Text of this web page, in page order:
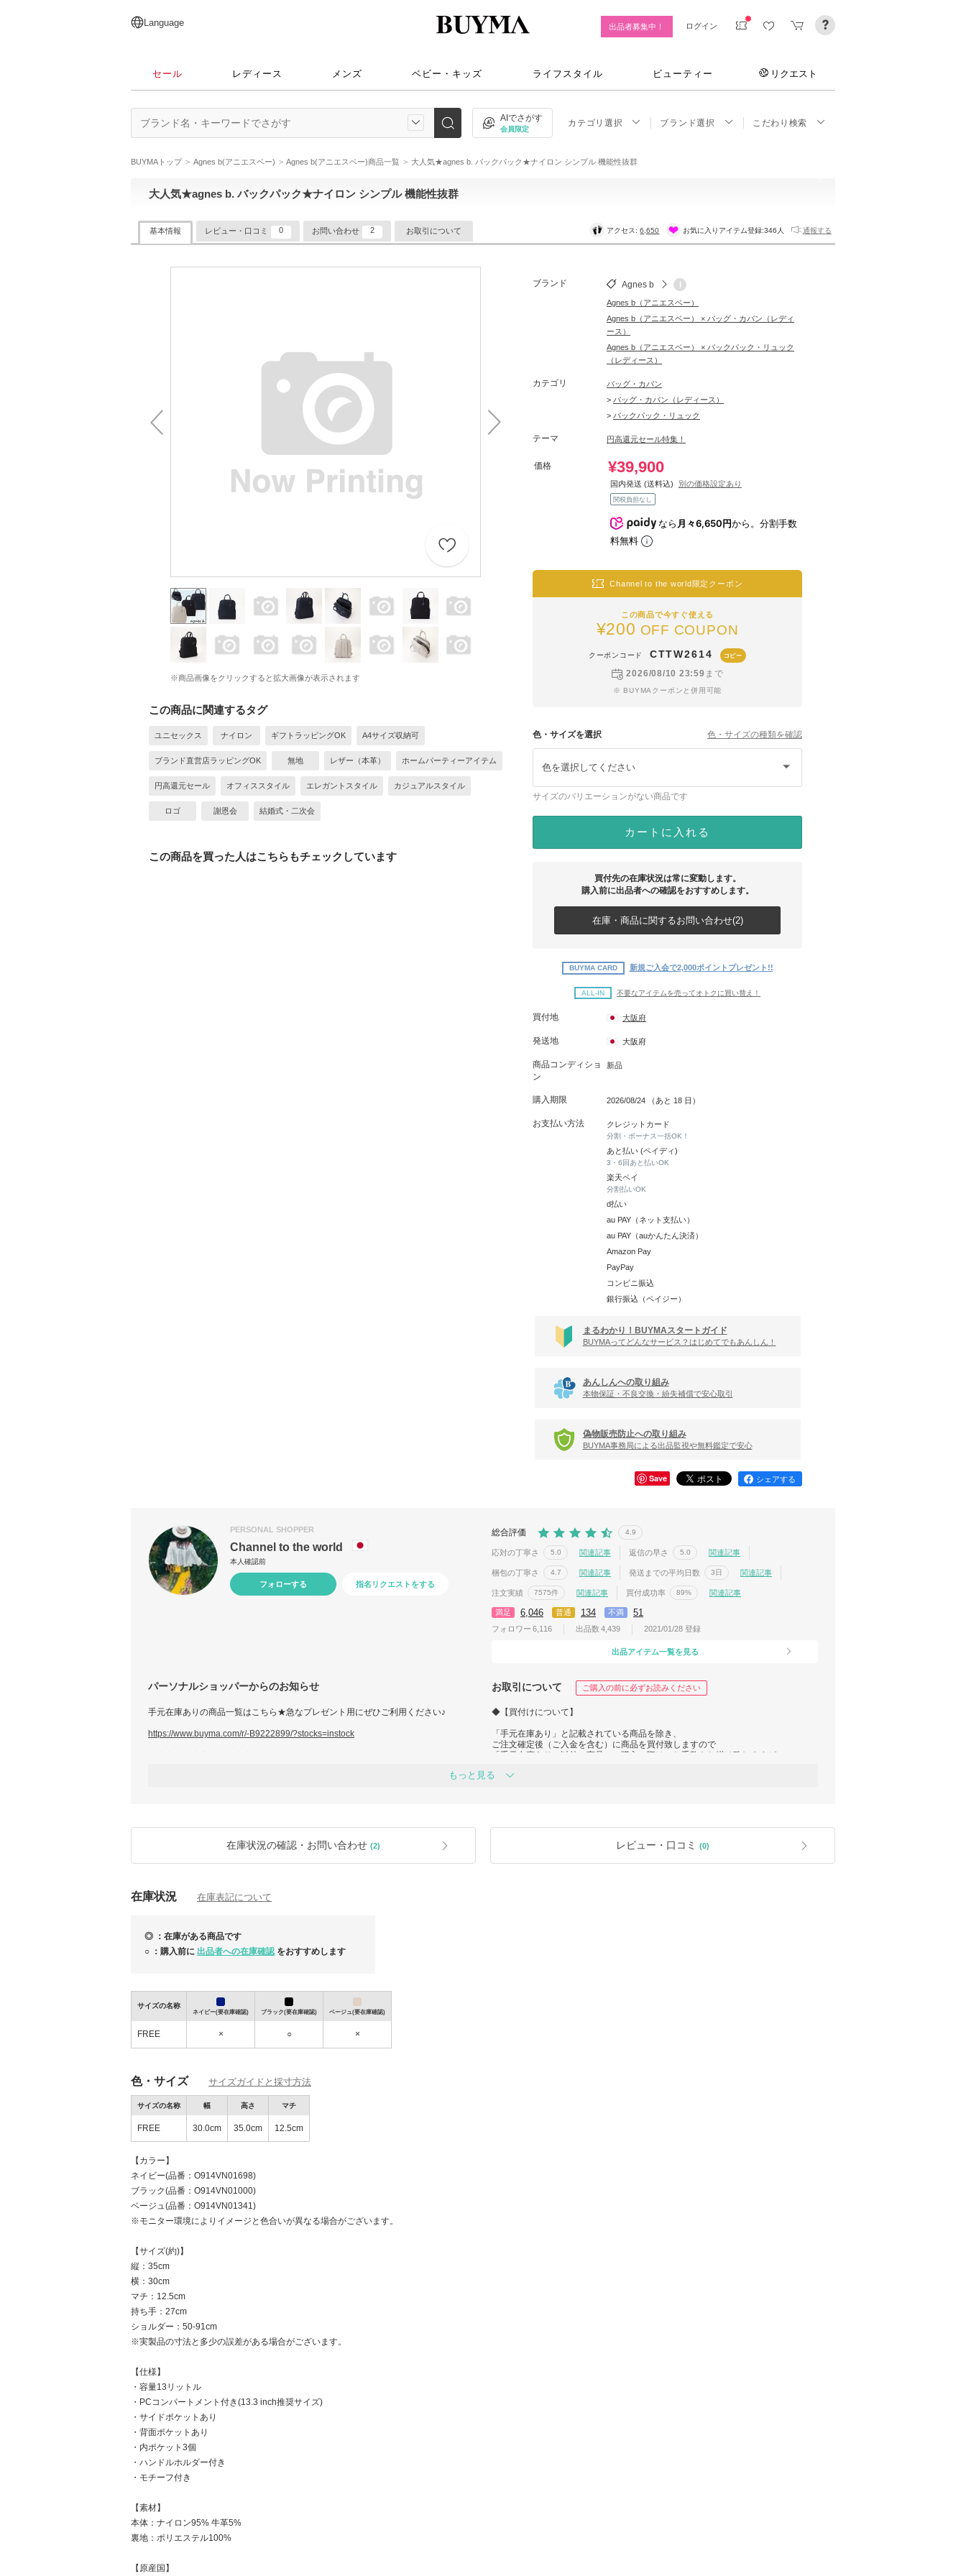
日本語
English
简体中文
繁體中文
Language 出品者募集中！ ログイン
セール レディース メンズ ベビー・キッズ ライフスタイル ビューティー リクエスト
AIでさがす
会員限定
カテゴリ選択 ブランド選択 こだわり検索
BUYMAトップ Agnes b(アニエスベー) Agnes b(アニエスベー)商品一覧 大人気★agnes b. バックパック★ナイロン シンプル 機能性抜群
大人気★agnes b. バックパック★ナイロン シンプル 機能性抜群
基本情報 レビュー・口コミ 0 お問い合わせ 2 お取引について アクセス:6,650 お気に入りアイテム登録:346人 通報する
※商品画像をクリックすると拡大画像が表示されます
この商品に関連するタグ
ユニセックス ナイロン ギフトラッピングOK A4サイズ収納可
ブランド直営店ラッピングOK 無地 レザー（本革） ホームパーティーアイテム
円高還元セール オフィススタイル エレガントスタイル カジュアルスタイル
ロゴ 謝恩会 結婚式・二次会
この商品を買った人はこちらもチェックしています
ブランド Agnes b i
Agnes b（アニエスベー）
Agnes b（アニエスベー） × バッグ・カバン（レディ
ース）
Agnes b（アニエスベー） × バックパック・リュック
（レディース）
カテゴリ
バッグ・カバン
> バッグ・カバン（レディース）
> バックパック・リュック
テーマ 円高還元セール特集！
価格 ¥39,900
国内発送 (送料込) 別の価格設定あり
関税負担なし
なら月々6,650円から。分割手数
料無料
Channel to the world限定クーポン
この商品で今すぐ使える
¥200 OFF COUPON
クーポンコード CTTW2614 コピー
2026/08/10 23:59 まで
※ BUYMAクーポンと併用可能
色・サイズを選択 色・サイズの種類を確認
色を選択してください
サイズのバリエーションがない商品です
カートに入れる
買付先の在庫状況は常に変動します。
購入前に出品者への確認をおすすめします。
在庫・商品に関するお問い合わせ(2)
BUYMA CARD 新規ご入会で2,000ポイントプレゼント!!
ALL-IN 不要なアイテムを売ってオトクに買い替え！
買付地 大阪府
発送地 大阪府
商品コンディショ
ン
新品
購入期限 2026/08/24 （あと 18 日）
お支払い方法 クレジットカード
分割・ボーナス一括OK！
あと払い (ペイディ)
3・6回あと払いOK
楽天ペイ
分割払いOK
d払い
au PAY（ネット支払い）
au PAY（auかんたん決済）
Amazon Pay
PayPay
コンビニ振込
銀行振込（ペイジー）
まるわかり！BUYMAスタートガイド
BUYMAってどんなサービス？はじめてでもあんしん！
あんしんへの取り組み
本物保証・不良交換・紛失補償で安心取引
偽物販売防止への取り組み
BUYMA事務局による出品監視や無料鑑定で安心
Save シェアする
PERSONAL SHOPPER
Channel to the world
本人確認前
フォローする 指名リクエストをする
総合評価 4.9
応対の丁寧さ 5.0 関連記事 返信の早さ 5.0 関連記事
梱包の丁寧さ 4.7 関連記事 発送までの平均日数 3日 関連記事
注文実績 7575件 関連記事 買付成功率 89% 関連記事
満足 6,046 普通 134 不満 51
フォロワー 6,116 出品数 4,439 2021/01/28 登録
出品アイテム一覧を見る
パーソナルショッパーからのお知らせ お取引について ご購入の前に必ずお読みください
手元在庫ありの商品一覧はこちら★急なプレゼント用にぜひご利用ください♪
https://www.buyma.com/r/-B9222899/?stocks=instock
・ECショップも多数運営中
■こんな事でお困りではありませんか？
「この商品どこにもないんだけど探してくれませんか？」
「関税が心配だから国内発送にできませんか？」
◆【買付けについて】
「手元在庫あり」と記載されている商品を除き、
ご注文確定後（ご入金を含む）に商品を買付致しますので
「手元在庫あり」以外の商品のご購入の際は、お手数をお掛け致しますが、
予めご了承頂けますと幸いです。
バレンタインやホワイトデーにおすすめ♪
もっと見る
在庫状況の確認・お問い合わせ (2) レビュー・口コミ (0)
在庫状況 在庫表記について
◎ ：在庫がある商品です
○ ：購入前に 出品者への在庫確認 をおすすめします
サイズの名称
ネイビー(要在庫確認) ブラック(要在庫確認) ベージュ(要在庫確認)
FREE × ○ ×
色・サイズ サイズガイドと採寸方法
サイズの名称 幅 高さ マチ
FREE 30.0cm 35.0cm 12.5cm
【カラー】
ネイビー(品番：O914VN01698)
ブラック(品番：O914VN01000)
ベージュ(品番：O914VN01341)
※モニター環境によりイメージと色合いが異なる場合がございます。
【サイズ(約)】
縦：35cm
横：30cm
マチ：12.5cm
持ち手：27cm
ショルダー：50-91cm
※実製品の寸法と多少の誤差がある場合がございます。
【仕様】
・容量13リットル
・PCコンパートメント付き(13.3 inch推奨サイズ)
・サイドポケットあり
・背面ポケットあり
・内ポケット3個
・ハンドルホルダー付き
・モチーフ付き
【素材】
本体：ナイロン95% 牛革5%
裏地：ポリエステル100%
【原産国】